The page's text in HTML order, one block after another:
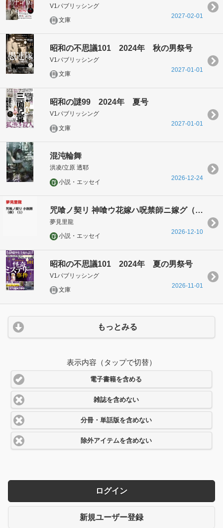
V1パブリッシング
文庫
2027-02-01
昭和の不思議101 2024年 秋の男祭号
V1パブリッシング
文庫
2027-01-01
昭和の謎99 2024年 夏号
V1パブリッシング
文庫
2027-01-01
混沌輪舞
洪凌/立原 透耶
小説・エッセイ
2026-12-24
咒喰ノ契リ 神喰ウ花嫁ハ呪禁師ニ嫁グ（上）
夢見里龍
小説・エッセイ
2026-12-10
昭和の不思議101 2024年 夏の男祭号
V1パブリッシング
文庫
2026-11-01
もっとみる
表示内容（タップで切替）
電子書籍を含める
雑誌を含めない
分冊・単話版を含めない
除外アイテムを含めない
ログイン
新規ユーザー登録